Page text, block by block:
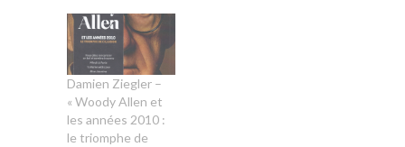
Damien Ziegler –
« Woody Allen et
les années 2010 :
le triomphe de